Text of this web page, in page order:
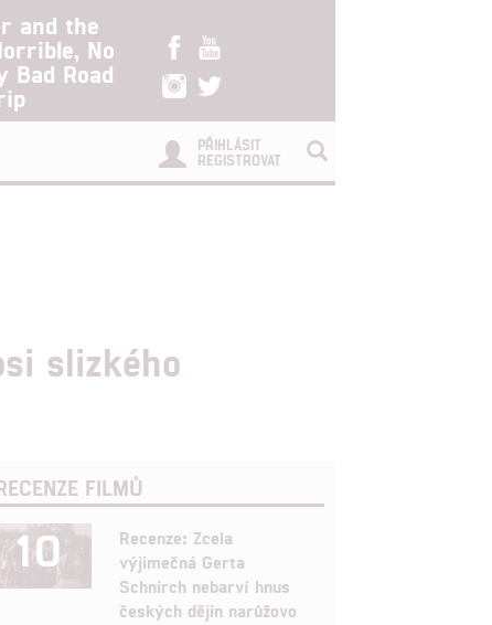
and the
No
Bad Road
PŘIHLÁSIT
REGISTROVAT
slizkého
FILMŮ
10
Recenze: Zcela
výjimečná Gerta
Schnirch nebarví hnus
českých dějin narůžovo